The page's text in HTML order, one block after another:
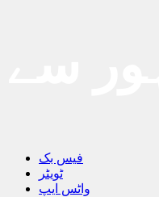
فیس بک
ٹویٹر
واٹس ایپ